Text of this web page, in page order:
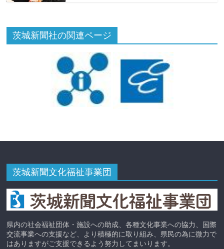
茨城新聞社の関連ページ
茨城新聞文化福祉事業団
県内の社会福祉団体・施設への助成、各種文化事業への協力、国際
交流事業への支援など、より積極的に取り組み、県民の為に微力で
はありますがご支援できるよう努力してまいります。